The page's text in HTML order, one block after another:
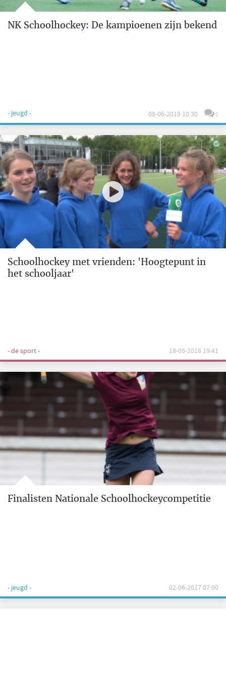
NK Schoolhockey: De kampioenen zijn bekend
- jeugd - 08-06-2019 10:30 1
Schoolhockey met vrienden: 'Hoogtepunt in
het schooljaar'
- de sport - 18-05-2018 19:41
Finalisten Nationale Schoolhockeycompetitie
- jeugd - 02-06-2017 07:00